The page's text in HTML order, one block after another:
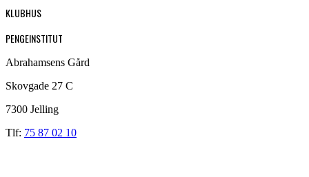
KLUBHUS
PENGEINSTITUT
Abrahamsens Gård
Skovgade 27 C
7300 Jelling
Tlf: 75 87 02 10